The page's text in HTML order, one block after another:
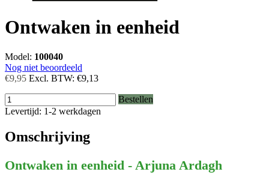
Ontwaken in eenheid
Model: 100040
Nog niet beoordeeld
€9,95 Excl. BTW: €9,13
Bestellen
Levertijd: 1-2 werkdagen
Omschrijving
Ontwaken in eenheid - Arjuna Ardagh